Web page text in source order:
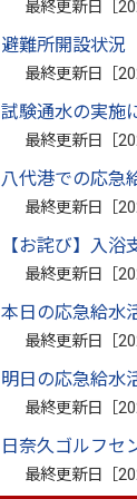
最終更新日［
避難所開設状況
最終更新日［
試験通水の実施
最終更新日［
八代港での応急
最終更新日［
【お詫び】入
最終更新日［
本日の応急給水
最終更新日［
明日の応急給水
最終更新日［
日奈久ゴルフセ
最終更新日［
行政町名別世帯
2 行政町
令和７
行政町
（男）
（女）
（計）